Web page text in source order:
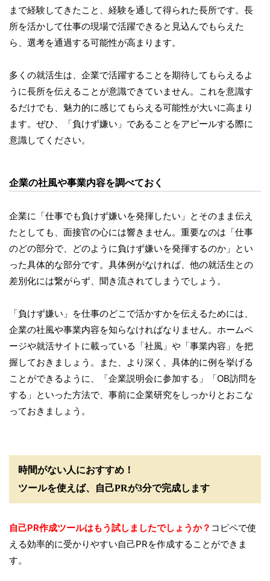
まで経験してきたこと、経験を通して得られた長所です。長
所を活かして仕事の現場で活躍できると見込んでもらえた
ら、選考を通過する可能性が高まります。
多くの就活生は、企業で活躍することを期待してもらえるよ
うに長所を伝えることが意識できていません。これを意識す
るだけでも、魅力的に感じてもらえる可能性が大いに高まり
ます。ぜひ、「負けず嫌い」であることをアピールする際に
意識してください。
企業の社風や事業内容を調べておく
企業に「仕事でも負けず嫌いを発揮したい」とそのまま伝え
たとしても、面接官の心には響きません。重要なのは「仕事
のどの部分で、どのように負けず嫌いを発揮するのか」とい
った具体的な部分です。具体例がなければ、他の就活生との
差別化には繋がらず、聞き流されてしまうでしょう。
「負けず嫌い」を仕事のどこで活かすかを伝えるためには、
企業の社風や事業内容を知らなければなりません。ホームペ
ージや就活サイトに載っている「社風」や「事業内容」を把
握しておきましょう。また、より深く、具体的に例を挙げる
ことができるように、「企業説明会に参加する」「OB訪問を
する」といった方法で、事前に企業研究をしっかりとおこな
っておきましょう。
時間がない人におすすめ！
ツールを使えば、自己PRが3分で完成します
自己PR作成ツールはもう試しましたでしょうか？ コピペで使
える効率的に受かりやすい自己PRを作成することができま
す。